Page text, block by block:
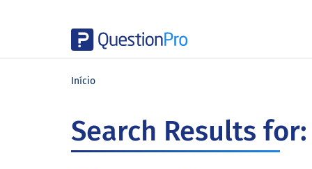
Início
Search Results